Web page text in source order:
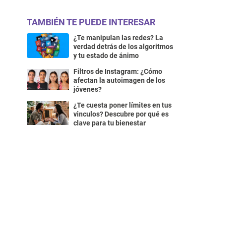
TAMBIÉN TE PUEDE INTERESAR
¿Te manipulan las redes? La
verdad detrás de los algoritmos
y tu estado de ánimo
Filtros de Instagram: ¿Cómo
afectan la autoimagen de los
jóvenes?
¿Te cuesta poner límites en tus
vinculos? Descubre por qué es
clave para tu bienestar